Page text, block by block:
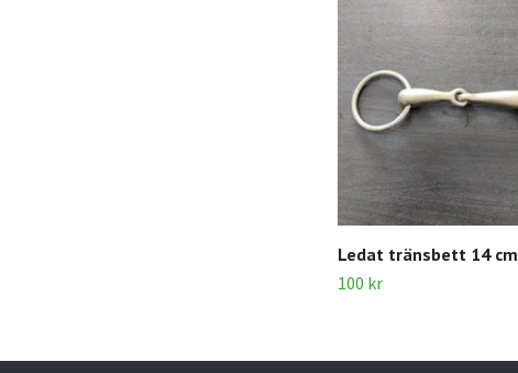
Ledat tränsbett 14 cm
100 kr